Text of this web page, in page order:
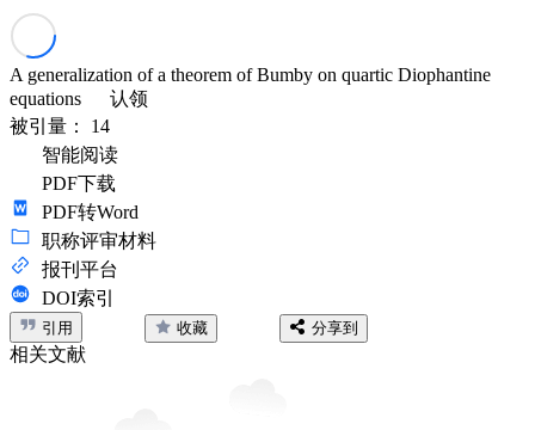
A generalization of a theorem of Bumby on quartic Diophantine
equations
认领
被引量： 14
智能阅读
PDF下载
PDF转Word
职称评审材料
报刊平台
DOI索引
引用 收藏 分享到
相关文献